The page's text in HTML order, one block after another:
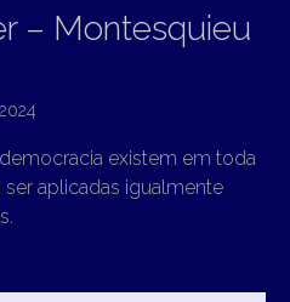
– Montesquieu
existem em toda
aplicadas igualmente